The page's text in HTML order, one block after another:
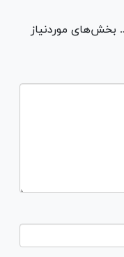
بخش‌های موردنیاز